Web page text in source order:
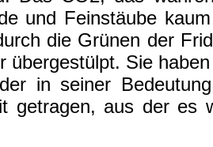
und Feinstäube
die Grünen der
übergestülpt. Sie
in seiner
getragen, aus der es